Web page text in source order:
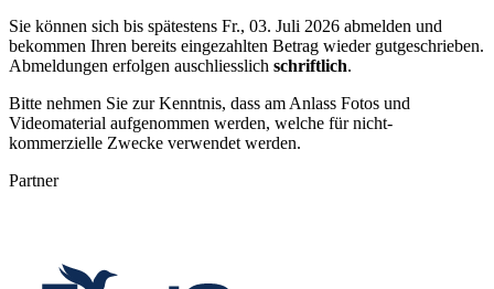
Sie können sich bis spätestens Fr., 03. Juli 2026 abmelden und
bekommen Ihren bereits eingezahlten Betrag wieder gutgeschrieben.
Abmeldungen erfolgen auschliesslich schriftlich.
Bitte nehmen Sie zur Kenntnis, dass am Anlass Fotos und
Videomaterial aufgenommen werden, welche für nicht-
kommerzielle Zwecke verwendet werden.
Partner